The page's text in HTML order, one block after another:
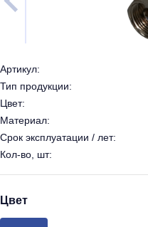
Артикул:
Тип продукции:
Цвет:
Материал:
Срок эксплуатации / лет:
Кол-во, шт:
Цвет